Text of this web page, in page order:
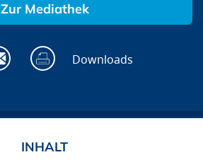
Zur Mediathek
Downloads